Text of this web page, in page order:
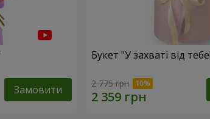
Замовити
Букет "У захваті від
2 775 грн